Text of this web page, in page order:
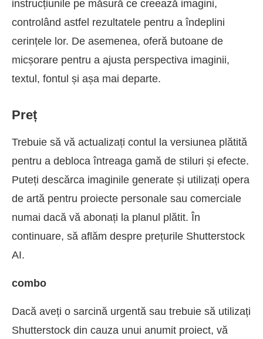
instrucțiunile pe măsură ce creează imagini,
controlând astfel rezultatele pentru a îndeplini
cerințele lor. De asemenea, oferă butoane de
micșorare pentru a ajusta perspectiva imaginii,
textul, fontul și așa mai departe.
Preț
Trebuie să vă actualizați contul la versiunea plătită
pentru a debloca întreaga gamă de stiluri și efecte.
Puteți descărca imaginile generate și utilizați opera
de artă pentru proiecte personale sau comerciale
numai dacă vă abonați la planul plătit. În
continuare, să aflăm despre prețurile Shutterstock
AI.
combo
Dacă aveți o sarcină urgentă sau trebuie să utilizați
Shutterstock din cauza unui anumit proiect, vă